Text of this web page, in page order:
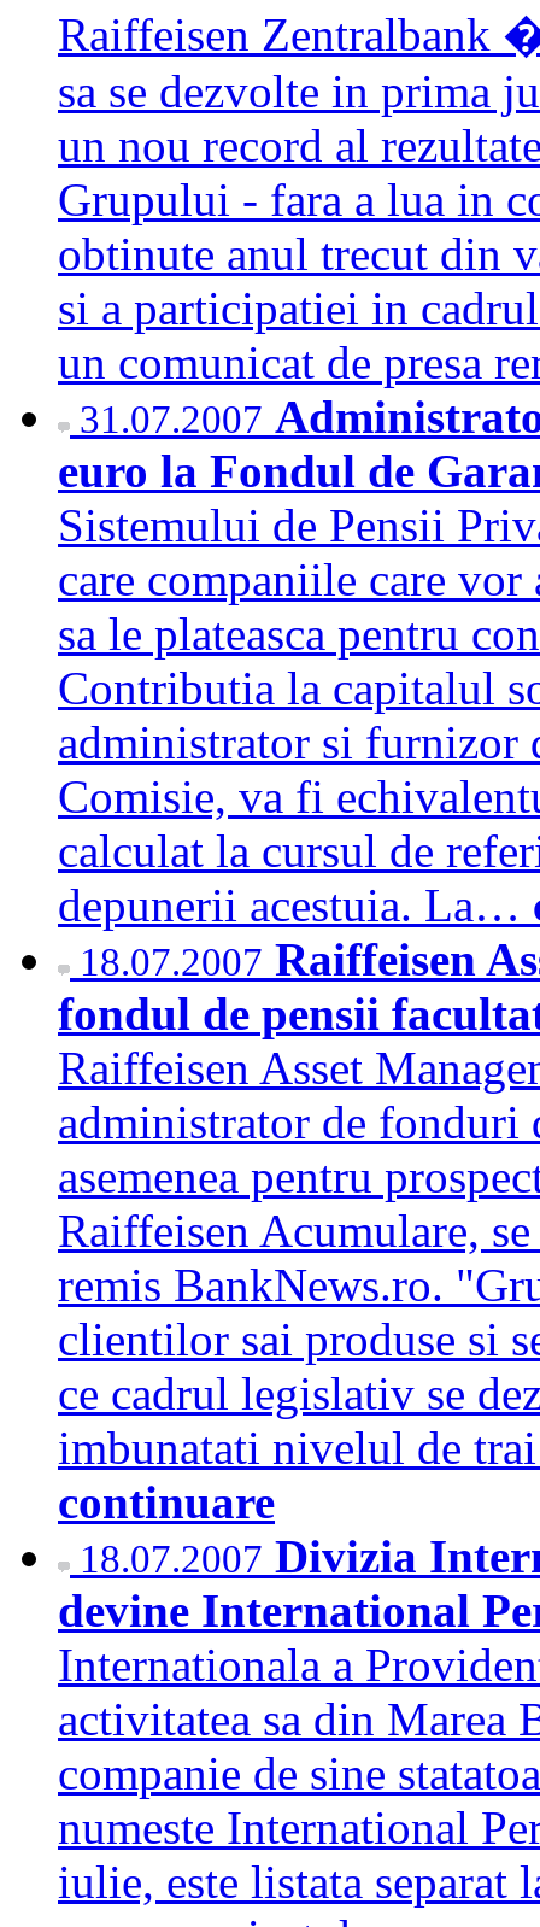
Raiffeisen Zentralbank
sa se dezvolte in prima
un nou record al
Grupului - fara a lua in
obtinute anul trecut din
si a participatiei in
un comunicat de presa
31.07.2007
euro la Fondul de
Sistemului de Pensii
care companiile care vor
sa le plateasca pentru
Contributia la capitalul
administrator si furnizor
Comisie, va fi
calculat la cursul de
depunerii acestuia. La…
18.07.2007 Raiffeisen
fondul de pensii
Raiffeisen Asset
administrator de fonduri
asemenea pentru
Raiffeisen Acumulare,
remis BankNews.ro.
clientilor sai produse si
ce cadrul legislativ se
imbunatati nivelul de
continuare
18.07.2007 Divizia
devine International
Internationala a
activitatea sa din Marea
companie de sine
numeste International
iulie, este listata separat